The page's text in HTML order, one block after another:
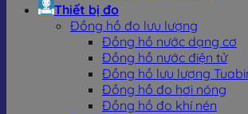
Thiết bị đo
Đồng hồ đo lưu lượng
Đồng hồ nước dạng cơ
Đồng hồ nước điện tử
Đồng hồ lưu lượng
Đồng hồ đo hơi nóng
Đồng hồ đo khí nén